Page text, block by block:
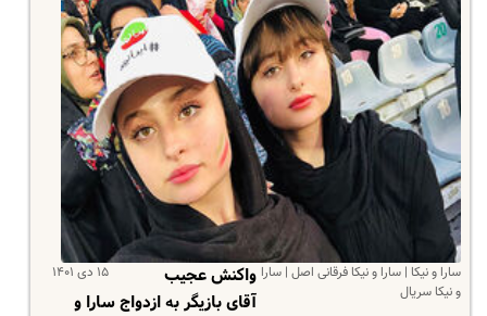
سارا و نیکا | سارا و نیکا فرقانی اصل | سارا
و نیکا سریال
۱۵ دی ۱۴۰۱
واکنش عجیب
آقای بازیگر به ازدواج سارا و